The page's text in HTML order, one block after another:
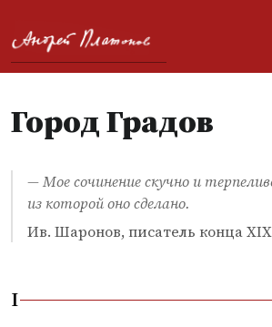
Город Градов
— Мое сочинение скучно и
из которой оно сделано.
Ив. Шаронов, писатель конца
I